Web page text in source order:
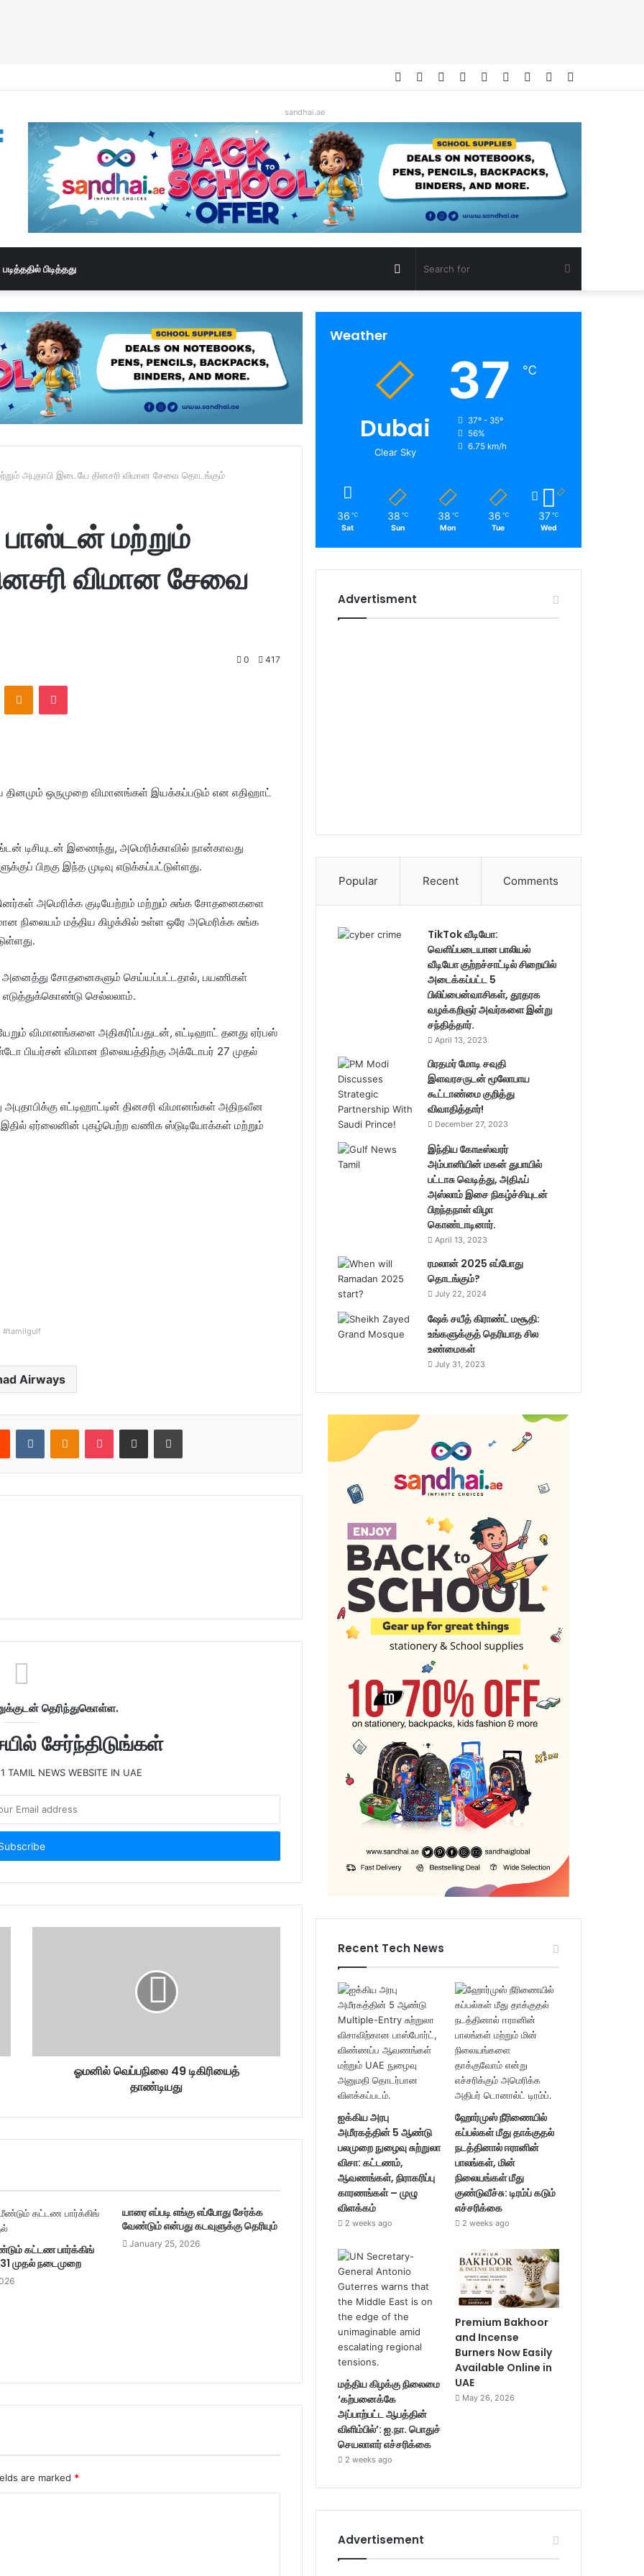
Random
Log
RSS
Telegram
Instagram
YouTube
Twitter
Facebook
sandhai.ae
படித்ததில் பிடித்தது
for
Random
Article
அபுதாபி இடையே தினசரி விமான சேவை தொடங்கும்
மற்றும்
விமான சேவை
0 417
ஒருமுறை விமானங்கள் இயக்கப்படும் என எதிஹாட்
டிசியுடன் இணைந்து, அமெரிக்காவில் நான்காவது
பிறகு இந்த முடிவு எடுக்கப்பட்டுள்ளது.
அமெரிக்க குடியேற்றம் மற்றும் சுங்க சோதனைகளை
நிலையம் மத்திய கிழக்கில் உள்ள ஒரே அமெரிக்க சுங்க
முன் அனைத்து சோதனைகளும் செய்யப்பட்டதால், பயணிகள்
செல்லலாம்.
விமானங்களை அதிகரிப்பதுடன், எட்டிஹாட் தனது ஏர்பஸ்
பியர்சன் விமான நிலையத்திற்கு அக்டோபர் 27 முதல்
எட்டிஹாட்டின் தினசரி விமானங்கள் அதிநவீன
ஏர்லைனின் புகழ்பெற்ற வணிக ஸ்டுடியோக்கள் மற்றும்
#tamilgulf
Airways
தெரிந்துகொள்ள.
சேர்ந்திடுங்கள்
TAMIL NEWS WEBSITE IN UAE
ஓமனில் வெப்பநிலை 49 டிகிரியைத்
தாண்டியது
கட்டண பார்க்கிங்
முதல் நடைமுறை
யாரை எப்படி எங்கு எப்போது சேர்க்க
வேண்டும் என்பது கடவுளுக்கு தெரியும்
January 25, 2026
are marked *
Weather
Dubai
Clear Sky
37 ℃
37º - 35º
56%
6.75 km/h
36 ℃
Sat
38 ℃
Sun
38 ℃
Mon
36 ℃
Tue
37 ℃
Wed
Advertisment
Popular Recent Comments
TikTok வீடியோ:
வெளிப்படையான பாலியல்
வீடியோ குற்றச்சாட்டில் சிறையில்
அடைக்கப்பட்ட 5
பிலிப்பைன்வாசிகள், தூதரக
வழக்கறிஞர் அவர்களை இன்று
சந்தித்தார்.
April 13, 2023
பிரதமர் மோடி சவுதி
இளவரசருடன் மூலோபாய
கூட்டாண்மை குறித்து
விவாதித்தார்!
December 27, 2023
இந்திய கோடீஸ்வரர்
அம்பானியின் மகன் துபாயில்
பட்டாசு வெடித்து, அதிஃப்
அஸ்லாம் இசை நிகழ்ச்சியுடன்
பிறந்தநாள் விழா
கொண்டாடினார்.
April 13, 2023
ரமலான் 2025 எப்போது
தொடங்கும்?
July 22, 2024
ஷேக் சயீத் கிராண்ட் மசூதி:
உங்களுக்குத் தெரியாத சில
உண்மைகள்
July 31, 2023
Recent Tech News
ஐக்கிய அரபு
அமீரகத்தின் 5 ஆண்டு
பலமுறை நுழைவு சுற்றுலா
விசா: கட்டணம்,
ஆவணங்கள், நிராகரிப்பு
காரணங்கள் – முழு
விளக்கம்
2 weeks ago
ஹோர்முஸ் நீரிணையில்
கப்பல்கள் மீது தாக்குதல்
நடத்தினால் ஈரானின்
பாலங்கள், மின்
நிலையங்கள் மீது
குண்டுவீச்சு: டிரம்ப் கடும்
எச்சரிக்கை
2 weeks ago
மத்திய கிழக்கு நிலைமை
‘கற்பனைக்கே
அப்பாற்பட்ட ஆபத்தின்
விளிம்பில்’: ஐ.நா. பொதுச்
செயலாளர் எச்சரிக்கை
2 weeks ago
Premium Bakhoor
and Incense
Burners Now Easily
Available Online in
UAE
May 26, 2026
Advertisement